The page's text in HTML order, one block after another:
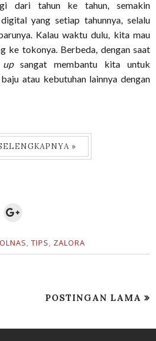
dari tahun ke tahun, semakin
yang setiap tahunnya, selalu
Kalau waktu dulu, kita mau
ke tokonya. Berbeda, dengan saat
sangat membantu kita untuk
atau kebutuhan lainnya dengan
»
, TIPS, ZALORA
POSTINGAN LAMA